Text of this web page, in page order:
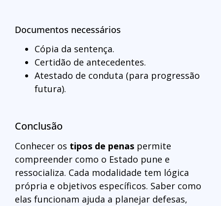
Documentos necessários
Cópia da sentença.
Certidão de antecedentes.
Atestado de conduta (para progressão
futura).
Conclusão
Conhecer os tipos de penas permite
compreender como o Estado pune e
ressocializa. Cada modalidade tem lógica
própria e objetivos específicos. Saber como
elas funcionam ajuda a planejar defesas,